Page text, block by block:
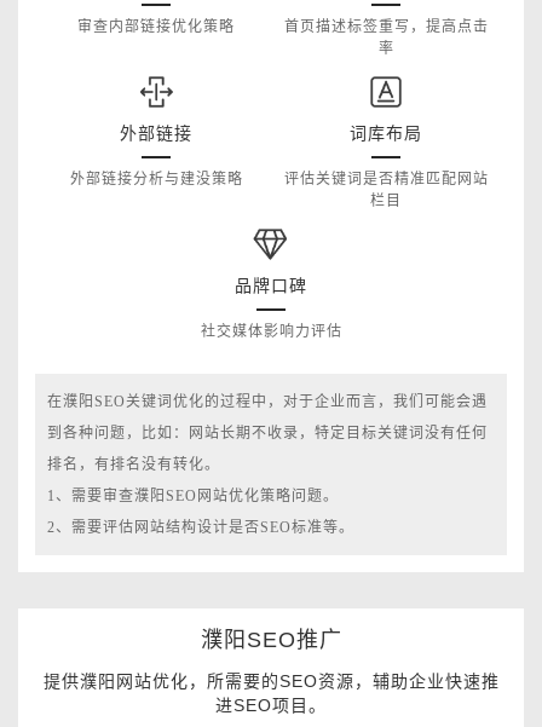
审查内部链接优化策略
首页描述标签重写，提高点击
率
外部链接
外部链接分析与建没策略
词库布局
评估关键词是否精准匹配网站
栏目
品牌口碑
社交媒体影响力评估
在濮阳SEO关键词优化的过程中，对于企业而言，我们可能会遇
到各种问题，比如：网站长期不收录，特定目标关键词没有任何
排名，有排名没有转化。
1、需要审查濮阳SEO网站优化策略问题。
2、需要评估网站结构设计是否SEO标准等。
濮阳SEO推广
提供濮阳网站优化，所需要的SEO资源，辅助企业快速推
进SEO项目。